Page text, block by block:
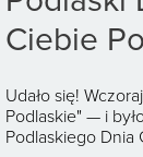
Ciebie
Udało się!
Podlaskie" — i
Podlaskiego Dnia